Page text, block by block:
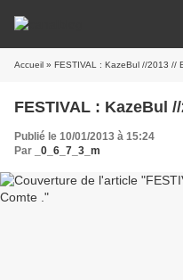
Accueil » FESTIVAL : KazeBul //2013 //
FESTIVAL : KazeBul
Publié le 10/01/2013 à 15:24
Par
_0_6_7_3_m